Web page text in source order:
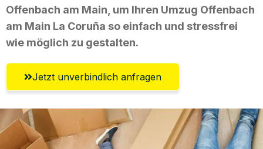
Offenbach am Main, um Ihren Umzug Offenbach
am Main La Coruña so einfach und stressfrei
wie möglich zu gestalten.
Jetzt unverbindlich anfragen